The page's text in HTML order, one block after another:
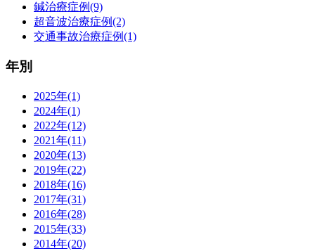
鍼治療症例(9)
超音波治療症例(2)
交通事故治療症例(1)
年別
2025年(1)
2024年(1)
2022年(12)
2021年(11)
2020年(13)
2019年(22)
2018年(16)
2017年(31)
2016年(28)
2015年(33)
2014年(20)